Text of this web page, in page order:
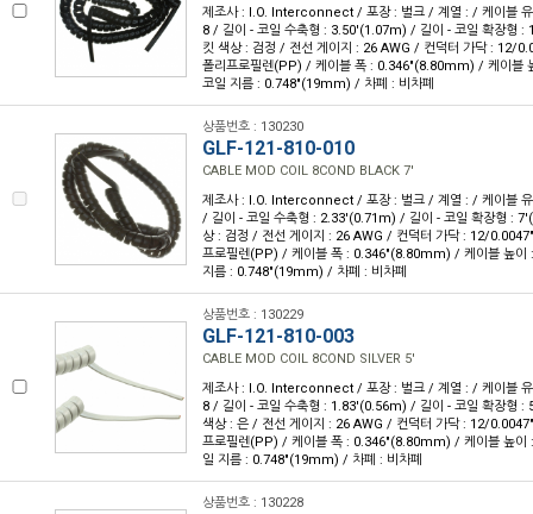
제조사 : I.O. Interconnect / 포장 : 벌크 / 계열 : / 케이블
8 / 길이 - 코일 수축형 : 3.50'(1.07m) / 길이 - 코일 확장형
킷 색상 : 검정 / 전선 게이지 : 26 AWG / 컨덕터 가닥 : 12/
폴리프로필렌(PP) / 케이블 폭 : 0.346"(8.80mm) / 케이
코일 지름 : 0.748"(19mm) / 차폐 : 비차폐
상품번호 : 130230
GLF-121-810-010
CABLE MOD COIL 8COND BLACK 7'
제조사 : I.O. Interconnect / 포장 : 벌크 / 계열 : / 케이블
/ 길이 - 코일 수축형 : 2.33'(0.71m) / 길이 - 코일 확장형 :
상 : 검정 / 전선 게이지 : 26 AWG / 컨덕터 가닥 : 12/
프로필렌(PP) / 케이블 폭 : 0.346"(8.80mm) / 케이블 높
지름 : 0.748"(19mm) / 차폐 : 비차폐
상품번호 : 130229
GLF-121-810-003
CABLE MOD COIL 8COND SILVER 5'
제조사 : I.O. Interconnect / 포장 : 벌크 / 계열 : / 케이블
8 / 길이 - 코일 수축형 : 1.83'(0.56m) / 길이 - 코일 확장형
색상 : 은 / 전선 게이지 : 26 AWG / 컨덕터 가닥 : 12/
프로필렌(PP) / 케이블 폭 : 0.346"(8.80mm) / 케이블 높
일 지름 : 0.748"(19mm) / 차폐 : 비차폐
상품번호 : 130228